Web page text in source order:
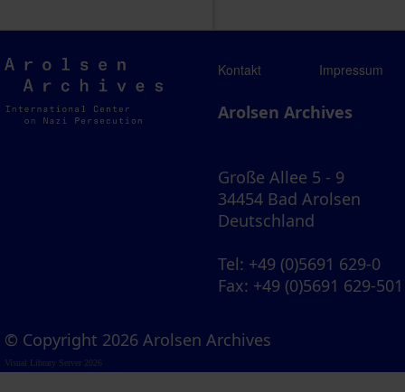
Arolsen
Archives
Kontakt Impressum
Arolsen Archives
Große Allee 5 - 9
34454 Bad Arolsen
Deutschland
Tel: +49 (0)5691 629-0
Fax: +49 (0)5691 629-501
© Copyright 2026 Arolsen Archives
Visual Library Server 2026